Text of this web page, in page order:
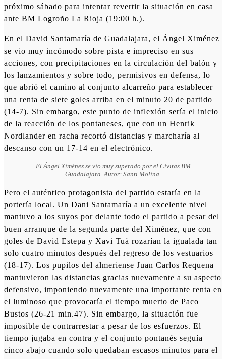
próximo sábado para intentar revertir la situación en casa
ante BM Logroño La Rioja (19:00 h.).
En el David Santamaría de Guadalajara, el Ángel Ximénez
se vio muy incómodo sobre pista e impreciso en sus
acciones, con precipitaciones en la circulación del balón y
los lanzamientos y sobre todo, permisivos en defensa, lo
que abrió el camino al conjunto alcarreño para establecer
una renta de siete goles arriba en el minuto 20 de partido
(14-7). Sin embargo, este punto de inflexión sería el inicio
de la reacción de los pontaneses, que con un Henrik
Nordlander en racha recortó distancias y marcharía al
descanso con un 17-14 en el electrónico.
El Ángel Ximénez se vio muy superado por el Cívitas BM
Guadalajara. Autor: Santi Molina.
Pero el auténtico protagonista del partido estaría en la
portería local. Un Dani Santamaría a un excelente nivel
mantuvo a los suyos por delante todo el partido a pesar del
buen arranque de la segunda parte del Ximénez, que con
goles de David Estepa y Xavi Tuà rozarían la igualada tan
solo cuatro minutos después del regreso de los vestuarios
(18-17). Los pupilos del almeriense Juan Carlos Requena
mantuvieron las distancias gracias nuevamente a su aspecto
defensivo, imponiendo nuevamente una importante renta en
el luminoso que provocaría el tiempo muerto de Paco
Bustos (26-21 min.47). Sin embargo, la situación fue
imposible de contrarrestar a pesar de los esfuerzos. El
tiempo jugaba en contra y el conjunto pontanés seguía
cinco abajo cuando solo quedaban escasos minutos para el